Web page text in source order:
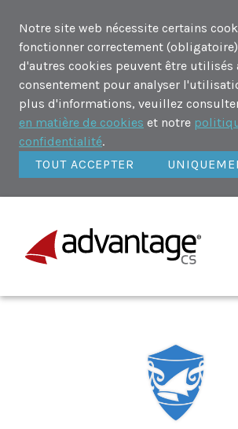
Notre site web nécessite certains
fonctionner correctement
d'autres cookies peuvent être utilisés
consentement pour analyser
plus d'informations, veuillez
en matière de cookies et notre
confidentialité.
TOUT ACCEPTER